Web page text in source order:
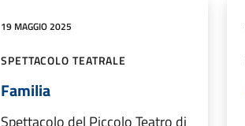
19 MAGGIO 2025
SPETTACOLO TEATRALE
Familia
Spettacolo del Piccolo Teatro di